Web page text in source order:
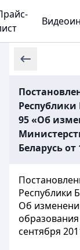
Республики
95 «Об
Беларусь от
Республики
Об
образования
сентября